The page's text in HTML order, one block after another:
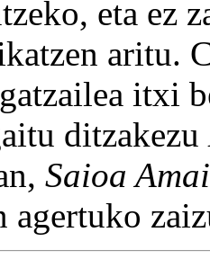
eta ez
aritu.
itxi
ditzakezu
Saioa
agertuko